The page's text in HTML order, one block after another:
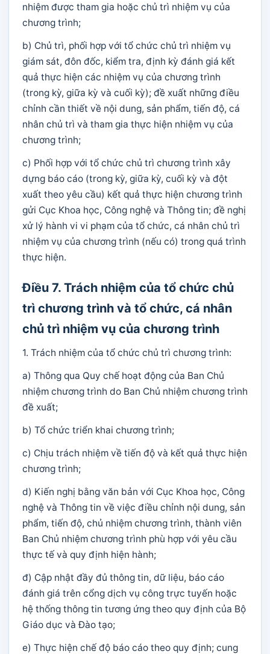
nhiệm được tham gia hoặc chủ trì nhiệm vụ của
chương trình;
b) Chủ trì, phối hợp với tổ chức chủ trì nhiệm vụ
giám sát, đôn đốc, kiểm tra, định kỳ đánh giá kết
quả thực hiện các nhiệm vụ của chương trình
(trong kỳ, giữa kỳ và cuối kỳ); đề xuất những điều
chỉnh cần thiết về nội dung, sản phẩm, tiến độ, cá
nhân chủ trì và tham gia thực hiện nhiệm vụ của
chương trình;
c) Phối hợp với tổ chức chủ trì chương trình xây
dựng báo cáo (trong kỳ, giữa kỳ, cuối kỳ và đột
xuất theo yêu cầu) kết quả thực hiện chương trình
gửi Cục Khoa học, Công nghệ và Thông tin; đề nghị
xử lý hành vi vi phạm của tổ chức, cá nhân chủ trì
nhiệm vụ của chương trình (nếu có) trong quá trình
thực hiện.
Điều 7. Trách nhiệm của tổ chức chủ
trì chương trình và tổ chức, cá nhân
chủ trì nhiệm vụ của chương trình
1. Trách nhiệm của tổ chức chủ trì chương trình:
a) Thông qua Quy chế hoạt động của Ban Chủ
nhiệm chương trình do Ban Chủ nhiệm chương trình
đề xuất;
b) Tổ chức triển khai chương trình;
c) Chịu trách nhiệm về tiến độ và kết quả thực hiện
chương trình;
d) Kiến nghị bằng văn bản với Cục Khoa học, Công
nghệ và Thông tin về việc điều chỉnh nội dung, sản
phẩm, tiến độ, chủ nhiệm chương trình, thành viên
Ban Chủ nhiệm chương trình phù hợp với yêu cầu
thực tế và quy định hiện hành;
đ) Cập nhật đầy đủ thông tin, dữ liệu, báo cáo
đánh giá trên cổng dịch vụ công trực tuyến hoặc
hệ thống thông tin tương ứng theo quy định của Bộ
Giáo dục và Đào tạo;
e) Thực hiện chế độ báo cáo theo quy định; cung